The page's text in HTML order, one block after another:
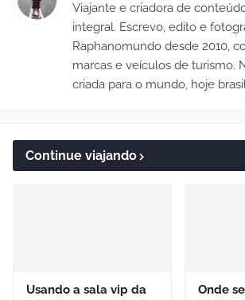
Viajante e criadora de
integral. Escrevo, edito e
Raphanomundo desde 2010,
marcas e veículos de turismo.
criada para o mundo, hoje
Continue viajando
Usando a sala vip da
Onde